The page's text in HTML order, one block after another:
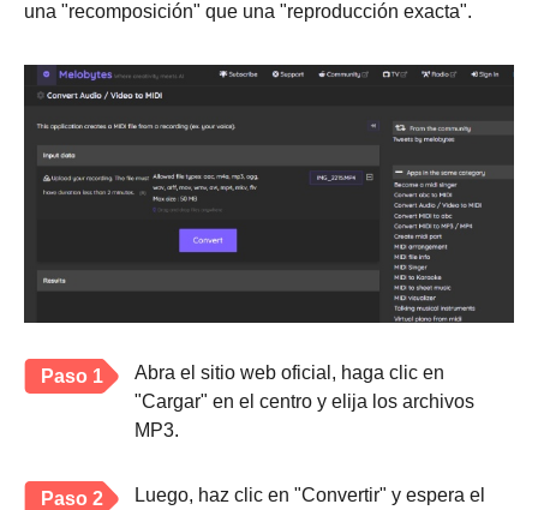
una "recomposición" que una "reproducción exacta".
Paso 1
Abra el sitio web oficial, haga clic en
"Cargar" en el centro y elija los archivos
MP3.
Paso 2
Luego, haz clic en "Convertir" y espera el